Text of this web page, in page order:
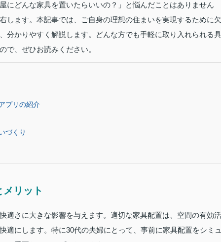
にどんな家具を置いたらいいの？」と悩んだことはありません
します。本記事では、ご自身の理想の住まいを実現するために欠
分かりやすく解説します。どんな方でも手軽に取り入れられる具
で、ぜひお読みください。
プリの紹介
づくり
リット
適さに大きな影響を与えます。適切な家具配置は、空間の有効活
適にします。特に30代の夫婦にとって、事前に家具配置をシミ